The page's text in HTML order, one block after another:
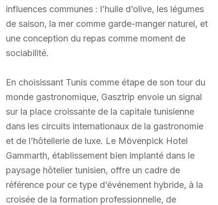
influences communes : l’huile d’olive, les légumes
de saison, la mer comme garde-manger naturel, et
une conception du repas comme moment de
sociabilité.
En choisissant Tunis comme étape de son tour du
monde gastronomique, Gasztrip envoie un signal
sur la place croissante de la capitale tunisienne
dans les circuits internationaux de la gastronomie
et de l’hôtellerie de luxe. Le Mövenpick Hotel
Gammarth, établissement bien implanté dans le
paysage hôtelier tunisien, offre un cadre de
référence pour ce type d’événement hybride, à la
croisée de la formation professionnelle, de